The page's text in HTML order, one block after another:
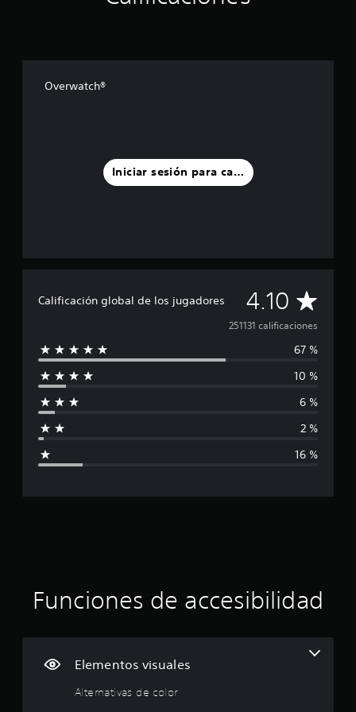
Overwatch®
Iniciar sesión para calificar
Calificación global de los jugadores 4.10 C
a
l
a
ó
251131 calificaciones
67 %
10 %
6 %
2 %
16 %
Funciones de accesibilidad
Elementos visuales
Alternativas de color